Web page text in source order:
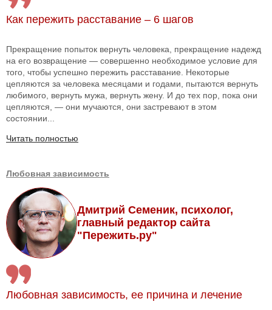
Как пережить расставание – 6 шагов
Прекращение попыток вернуть человека, прекращение надежд
на его возвращение — совершенно необходимое условие для
того, чтобы успешно пережить расставание. Некоторые
цепляются за человека месяцами и годами, пытаются вернуть
любимого, вернуть мужа, вернуть жену. И до тех пор, пока они
цепляются, — они мучаются, они застревают в этом
состоянии...
Читать полностью
Любовная зависимость
Дмитрий Семеник, психолог,
главный редактор сайта
"Пережить.ру"
Любовная зависимость, ее причина и лечение